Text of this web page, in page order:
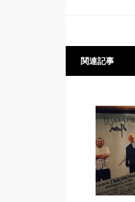
関連記事